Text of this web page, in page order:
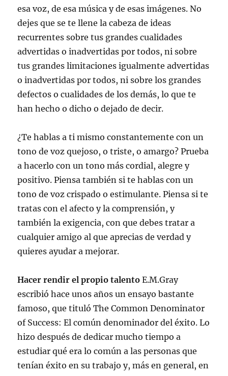
esa voz, de esa música y de esas imágenes. No
dejes que se te llene la cabeza de ideas
recurrentes sobre tus grandes cualidades
advertidas o inadvertidas por todos, ni sobre
tus grandes limitaciones igualmente advertidas
o inadvertidas por todos, ni sobre los grandes
defectos o cualidades de los demás, lo que te
han hecho o dicho o dejado de decir.
¿Te hablas a ti mismo constantemente con un
tono de voz quejoso, o triste, o amargo? Prueba
a hacerlo con un tono más cordial, alegre y
positivo. Piensa también si te hablas con un
tono de voz crispado o estimulante. Piensa si te
tratas con el afecto y la comprensión, y
también la exigencia, con que debes tratar a
cualquier amigo al que aprecias de verdad y
quieres ayudar a mejorar.
Hacer rendir el propio talento E.M.Gray
escribió hace unos años un ensayo bastante
famoso, que tituló The Common Denominator
of Success: El común denominador del éxito. Lo
hizo después de dedicar mucho tiempo a
estudiar qué era lo común a las personas que
tenían éxito en su trabajo y, más en general, en